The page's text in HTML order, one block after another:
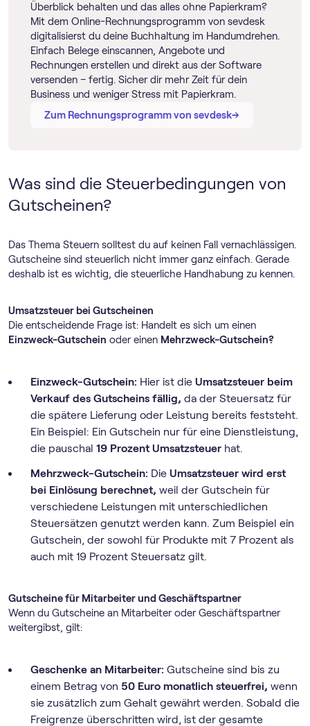
Überblick behalten und das alles ohne Papierkram?
Mit dem Online-Rechnungs­programm von sevdesk
digitalisierst du deine Buchhaltung im Handumdrehen.
Einfach Belege einscannen, Angebote und
Rechnungen erstellen und direkt aus der Software
versenden – fertig. Sicher dir mehr Zeit für dein
Business und weniger Stress mit Papierkram.
Zum Rechnungs­programm von sevdesk→
→
Was sind die Steuerbedingungen von
Gutscheinen?
Das Thema Steuern solltest du auf keinen Fall vernachlässigen.
Gutscheine sind steuerlich nicht immer ganz einfach. Gerade
deshalb ist es wichtig, die steuerliche Handhabung zu kennen.
Umsatzsteuer bei Gutscheinen
Die entscheidende Frage ist: Handelt es sich um einen
Einzweck-Gutschein oder einen Mehrzweck-Gutschein?
Einzweck-Gutschein: Hier ist die Umsatzsteuer beim
Verkauf des Gutscheins fällig, da der Steuersatz für
die spätere Lieferung oder Leistung bereits feststeht.
Ein Beispiel: Ein Gutschein nur für eine Dienstleistung,
die pauschal 19 Prozent Umsatzsteuer hat.
Mehrzweck-Gutschein: Die Umsatzsteuer wird erst
bei Einlösung berechnet, weil der Gutschein für
verschiedene Leistungen mit unterschiedlichen
Steuersätzen genutzt werden kann. Zum Beispiel ein
Gutschein, der sowohl für Produkte mit 7 Prozent als
auch mit 19 Prozent Steuersatz gilt.
Gutscheine für Mitarbeiter und Geschäftspartner
Wenn du Gutscheine an Mitarbeiter oder Geschäftspartner
weitergibst, gilt:
Geschenke an Mitarbeiter: Gutscheine sind bis zu
einem Betrag von 50 Euro monatlich steuerfrei, wenn
sie zusätzlich zum Gehalt gewährt werden. Sobald die
Freigrenze überschritten wird, ist der gesamte